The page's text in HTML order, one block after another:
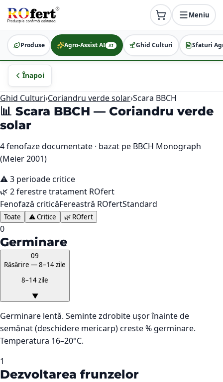
Meniu
Produse Agro-Assist AI AI Ghid Culturi Sfaturi
Înapoi
Ghid Culturi›Coriandru verde solar›Scara BBCH
📊 Scara BBCH — Coriandru verde
solar
4fenofaze documentate · bazat pe BBCH Monograph
(Meier 2001)
⚠️3 perioade critice
🌿 2ferestre tratament ROfert
Fenofază criticăFereastră ROfertStandard
Toate ⚠️ Critice 🌿 ROfert
0
Germinare
09
Răsărire — 8–14 zile
8–14 zile
▼
Germinare lentă. Seminte zdrobite ușor înainte de
semănat (deschidere mericarp) creste % germinare.
Temperatura 16–20°C.
1
Dezvoltarea frunzelor